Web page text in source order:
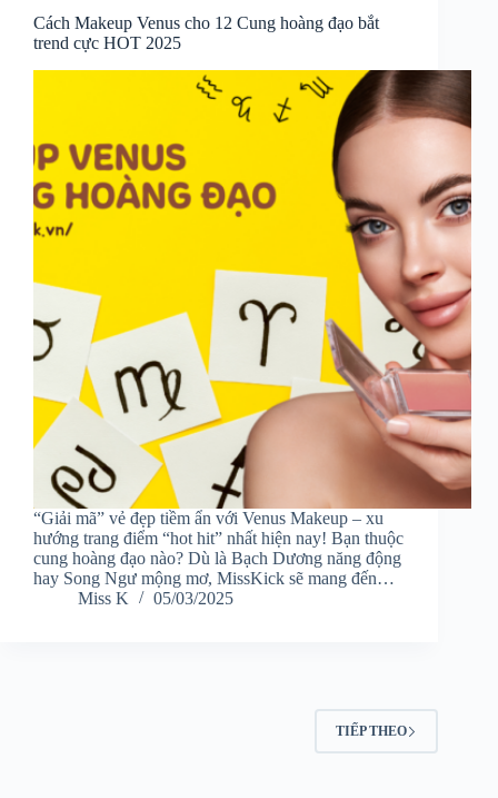
Cách Makeup Venus cho 12 Cung hoàng đạo bắt
trend cực HOT 2025
“Giải mã” vẻ đẹp tiềm ẩn với Venus Makeup – xu
hướng trang điểm “hot hit” nhất hiện nay! Bạn thuộc
cung hoàng đạo nào? Dù là Bạch Dương năng động
hay Song Ngư mộng mơ, MissKick sẽ mang đến…
Miss K
05/03/2025
TIẾP THEO